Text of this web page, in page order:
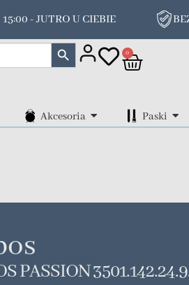
- JUTRO U CIEBIE
Search Button
0
Akcesoria Paski
PASSION